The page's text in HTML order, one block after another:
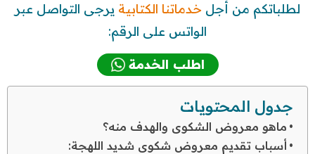
لطلباتكم من أجل خدماتنا الكتابية يرجى التواصل عبر
الواتس على الرقم:
اطلب الخدمة
جدول المحتويات
ماهو معروض الشكوى والهدف منه؟
أسباب تقديم معروض شكوى شديد اللهجة: